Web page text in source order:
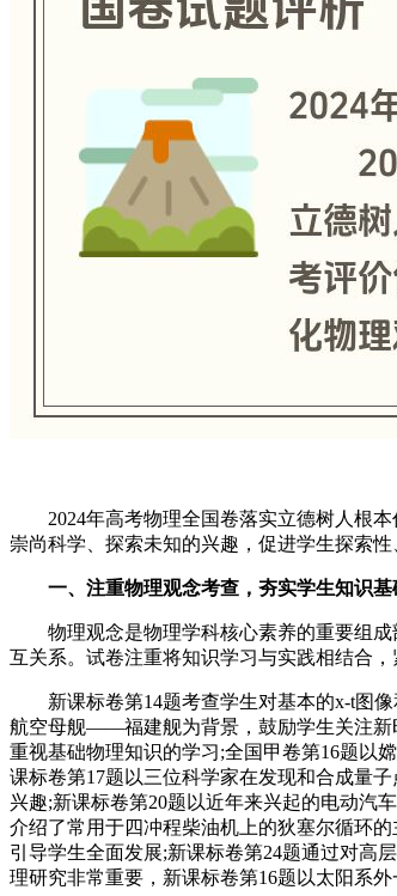
2024年高考物理全国卷落实立德树人根本
崇尚科学、探索未知的兴趣，促进学生探索
一、注重物理观念考查，夯实学生知识基
物理观念是物理学科核心素养的重要组成
互关系。试卷注重将知识学习与实践相结合
新课标卷第14题考查学生对基本的x-t图像
航空母舰——福建舰为背景，鼓励学生关注新
重视基础物理知识的学习;全国甲卷第16题以
课标卷第17题以三位科学家在发现和合成量
兴趣;新课标卷第20题以近年来兴起的电动汽
介绍了常用于四冲程柴油机上的狄塞尔循环
引导学生全面发展;新课标卷第24题通过对高
理研究非常重要，新课标卷第16题以太阳系